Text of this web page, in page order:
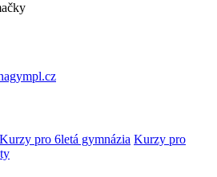
Kurzy pro 6letá gymnázia Kurzy pro